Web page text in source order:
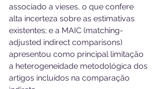
associado a vieses, o que confere
alta incerteza sobre as estimativas
existentes; e a MAIC (matching-
adjusted indirect comparisons)
apresentou como principal limitação
a heterogeneidade metodológica dos
artigos incluídos na comparação